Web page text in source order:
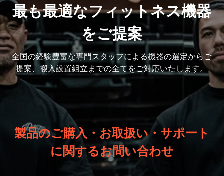
最も最適なフィットネス機器
をご提案
全国の経験豊富な専門スタッフによる機器の選定からご
提案、搬入設置組立までの全てをご対応いたします。
製品のご購入・お取扱い・サポート
に関するお問い合わせ